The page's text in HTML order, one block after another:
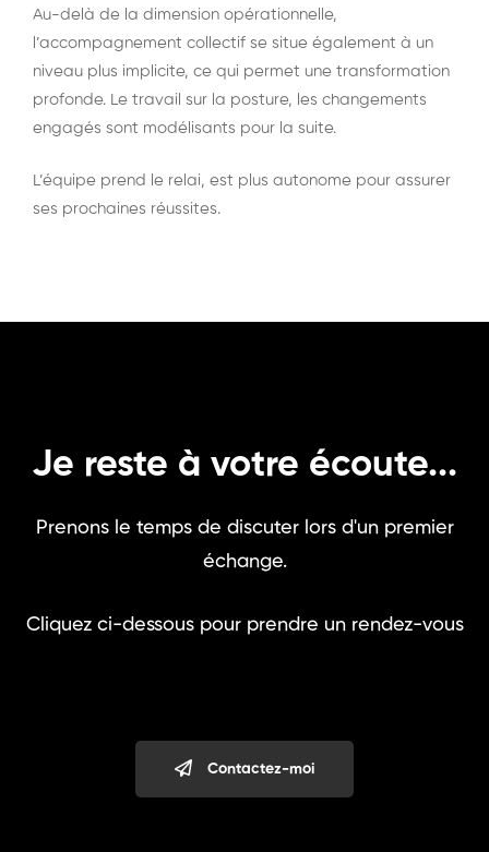
Au-delà de la dimension opérationnelle,
l’accompagnement collectif se situe également à un
niveau plus implicite, ce qui permet une transformation
profonde. Le travail sur la posture, les changements
engagés sont modélisants pour la suite.
L’équipe prend le relai, est plus autonome pour assurer
ses prochaines réussites.
Je reste à votre écoute...
Prenons le temps de discuter lors d'un premier
échange.
Cliquez ci-dessous pour prendre un rendez-vous
Contactez-moi